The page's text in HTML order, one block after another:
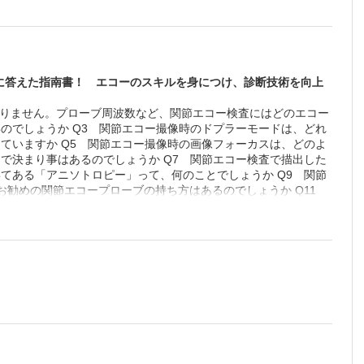
答えた指南書！ エコーのスキルを身につけ、診断技術を向上
せん。プローブ周波数など、関節エコー検査にはどのエコー
でしょうか Q3 関節エコー撮像時のドプラーモードは、どれ
いますか Q5 関節エコー撮像時の画像フォーカスは、どのよ
決まり事はあるのでしょうか Q7 関節エコー検査で描出した
ある「アニソトロピー」って、何のことでしょうか Q9 関節
めの関節エコープローブの持ち方はあるのでしょうか Q11
チェックポイントはありますか Q12 関節エコー検査と他領
びらんと骨棘は、どのように見分けたらよいのでしょうか
ーの活用とコツ～ Q17 ばね指は整形外科領域で勉強しまし
、実は関節リウマチの早期診断に重要と聞きました。どの部
ださい Q22 内科医でも手根管症候群を関節エコーで診断で
思っていました。関節エコー検査でも、各種断裂が詳細にわ